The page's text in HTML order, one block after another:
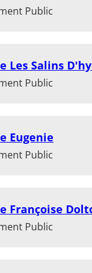
Public
Les Salins
Public
Eugenie
Public
Françoise
Public